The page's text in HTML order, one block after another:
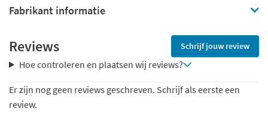
Fabrikant informatie
Reviews Schrijf jouw review
Hoe controleren en plaatsen wij reviews?
Er zijn nog geen reviews geschreven. Schrijf als eerste een
review.